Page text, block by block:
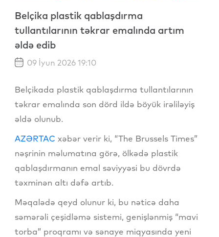
Belçika plastik qablaşdırma
tullantılarının təkrar emalında artım
əldə edib
09 İyun 2026 19:10
Belçikada plastik qablaşdırma tullantılarının
təkrar emalında son dörd ildə böyük irəliləyiş
əldə olunub.
AZƏRTAC xəbər verir ki, “The Brussels Times”
nəşrinin məlumatına görə, ölkədə plastik
qablaşdırmanın emal səviyyəsi bu dövrdə
təxminən altı dəfə artıb.
Məqalədə qeyd olunur ki, bu nəticə daha
səmərəli çeşidləmə sistemi, genişlənmiş “mavi
torba” proqramı və sənaye miqyasında yeni